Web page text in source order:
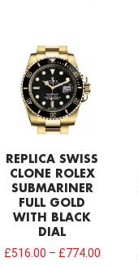
REPLICA SWISS
CLONE ROLEX
SUBMARINER
FULL GOLD
WITH BLACK
DIAL
£516.00 – £774.00